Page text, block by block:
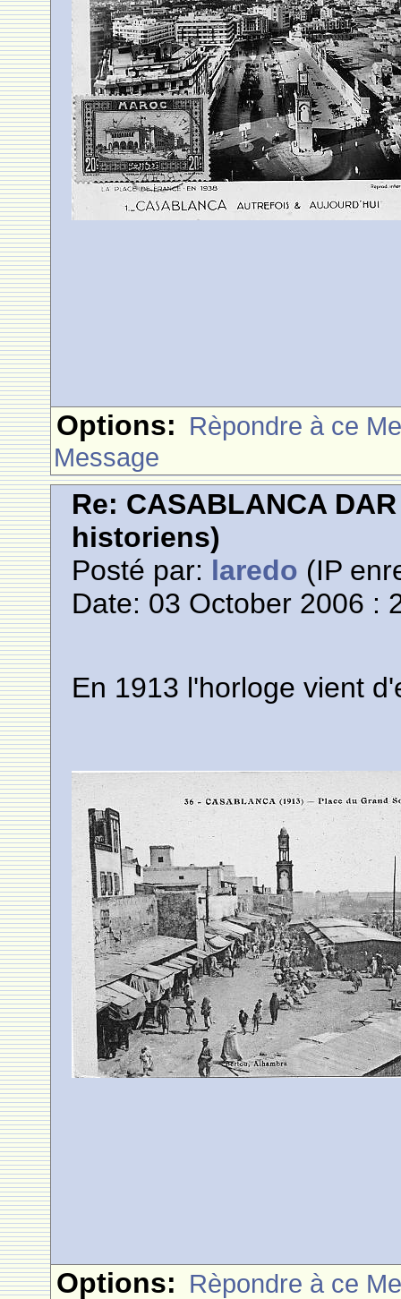
Options: Rèpondre à ce
Message
Re: CASABLANCA
historiens)
Posté par: laredo (IP
Date: 03 October 2006 :
En 1913 l'horloge vient
Options: Rèpondre à ce